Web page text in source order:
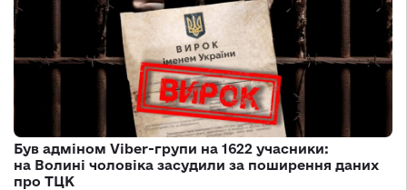
Був адміном Viber-групи на 1622 учасники:
на Волині чоловіка засудили за поширення даних
про ТЦК